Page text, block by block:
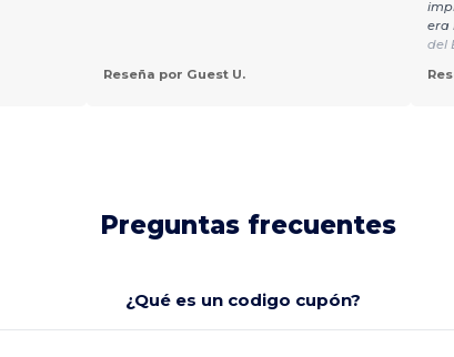
Reseña por Guest U.
era
del
Preguntas frecuentes
¿Qué es un codigo cupón?